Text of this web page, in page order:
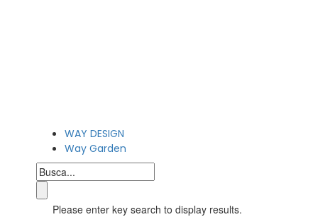
WAY DESIGN
Way Garden
Please enter key search to display results.